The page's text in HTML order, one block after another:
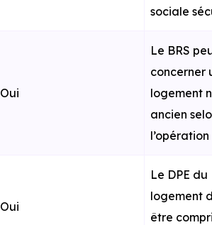
sociale
Oui
Le BRS
concerner
logement
ancien
l’opération
Oui
Le DPE du
logement
être